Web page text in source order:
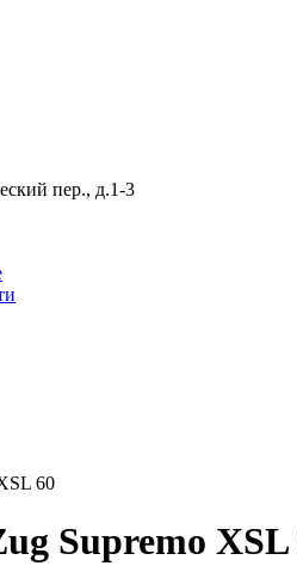
пер., д.1-3
60
Supremo XSL